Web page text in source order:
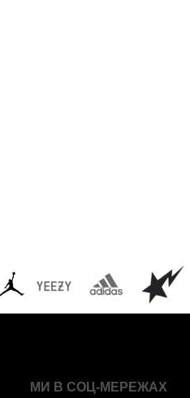
МИ В СОЦ-МЕРЕЖАХ